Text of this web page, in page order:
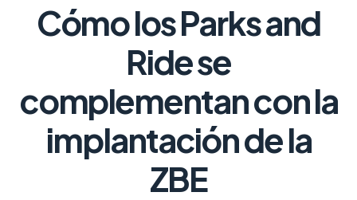
Cómo los Parks and
Ride se
complementan con la
implantación de la
ZBE